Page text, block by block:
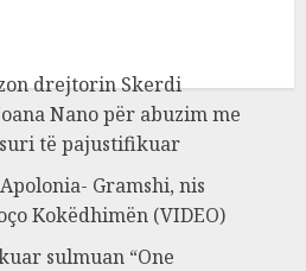
drejtorin Skerdi
Nano për abuzim me
të pajustifikuar
Gramshi, nis
Kokëdhimën (VIDEO)
sulmuan “One